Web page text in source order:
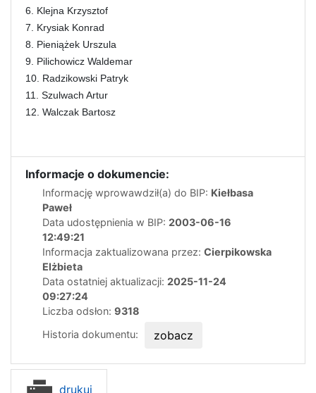
6. Klejna Krzysztof
7. Krysiak Konrad
8. Pieniążek Urszula
9. Pilichowicz Waldemar
10. Radzikowski Patryk
11. Szulwach Artur
12. Walczak Bartosz
Informacje o dokumencie:
Informację wprowawdził(a) do BIP: Kiełbasa
Paweł
Data udostępnienia w BIP: 2003-06-16
12:49:21
Informacja zaktualizowana przez: Cierpikowska
Elżbieta
Data ostatniej aktualizacji: 2025-11-24
09:27:24
Liczba odsłon: 9318
Historia dokumentu:
zobacz
drukuj